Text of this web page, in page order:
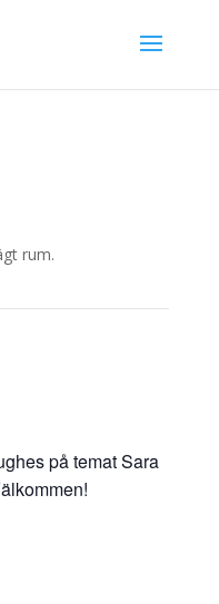
rum.
på temat Sara